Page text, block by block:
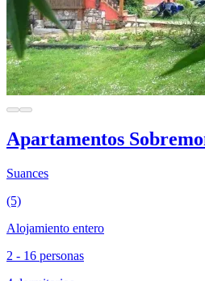
Apartamentos
Suances
(5)
Alojamiento entero
2 - 16 personas